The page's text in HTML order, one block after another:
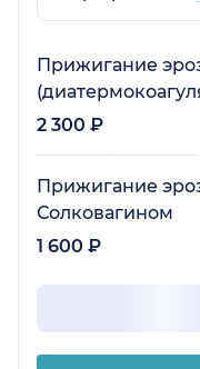
Прижигание
2 300 ₽
Прижигание
Солковагином
1 600 ₽